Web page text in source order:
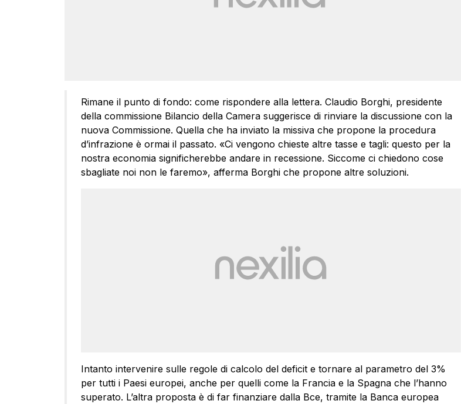
Rimane il punto di fondo: come rispondere alla lettera. Claudio Borghi, presidente
della commissione Bilancio della Camera suggerisce di rinviare la discussione con la
nuova Commissione. Quella che ha inviato la missiva che propone la procedura
d’infrazione è ormai il passato. «Ci vengono chieste altre tasse e tagli: questo per la
nostra economia significherebbe andare in recessione. Siccome ci chiedono cose
sbagliate noi non le faremo», afferma Borghi che propone altre soluzioni.
Intanto intervenire sulle regole di calcolo del deficit e tornare al parametro del 3%
per tutti i Paesi europei, anche per quelli come la Francia e la Spagna che l’hanno
superato. L’altra proposta è di far finanziare dalla Bce, tramite la Banca europea